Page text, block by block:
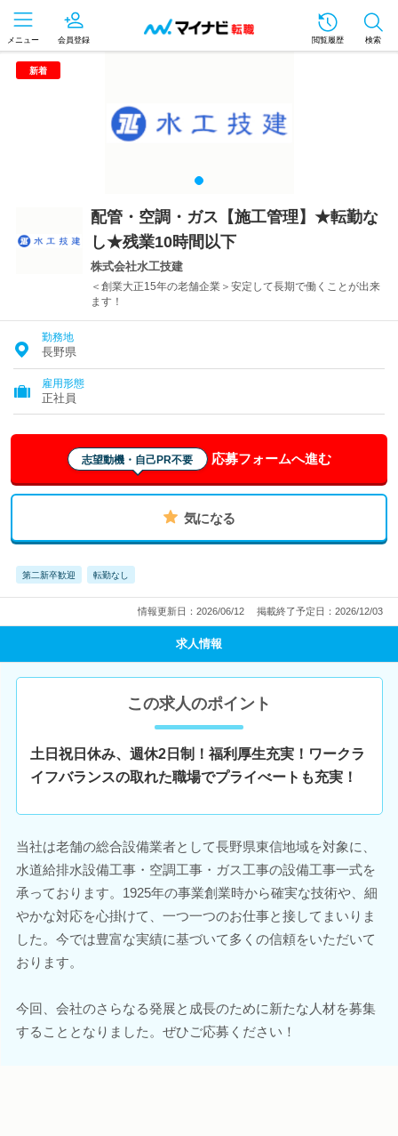
メニュー 会員登録 閲覧履歴 検索
新着
配管・空調・ガス【施工管理】★転勤な
し★残業10時間以下
株式会社水工技建
＜創業大正15年の老舗企業＞安定して長期で働くことが出来
ます！
勤務地
長野県
雇用形態
正社員
志望動機・自己PR不要 応募フォームへ進む
気になる
第二新卒歓迎 転勤なし
情報更新日：2026/06/12 掲載終了予定日：2026/12/03
求人情報
この求人のポイント
土日祝日休み、週休2日制！福利厚生充実！ワークラ
イフバランスの取れた職場でプライべートも充実！
当社は老舗の総合設備業者として長野県東信地域を対象に、
水道給排水設備工事・空調工事・ガス工事の設備工事一式を
承っております。1925年の事業創業時から確実な技術や、細
やかな対応を心掛けて、一つ一つのお仕事と接してまいりま
した。今では豊富な実績に基づいて多くの信頼をいただいて
おります。
今回、会社のさらなる発展と成長のために新たな人材を募集
することとなりました。ぜひご応募ください！